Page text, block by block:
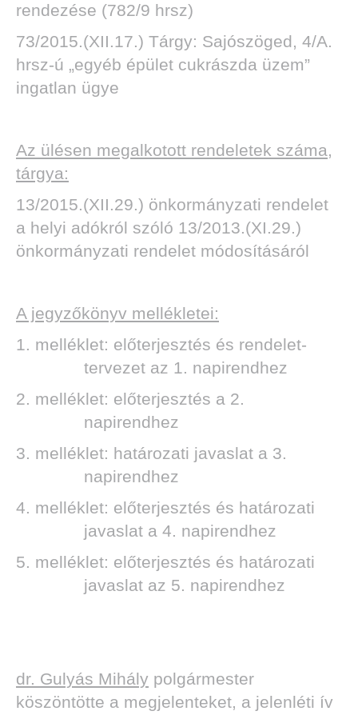
rendezése (782/9 hrsz)
73/2015.(XII.17.) Tárgy: Sajószöged, 4/A.
hrsz-ú „egyéb épület cukrászda üzem”
ingatlan ügye
Az ülésen megalkotott rendeletek száma,
tárgya:
13/2015.(XII.29.) önkormányzati rendelet
a helyi adókról szóló 13/2013.(XI.29.)
önkormányzati rendelet módosításáról
A jegyzőkönyv mellékletei:
1. melléklet: előterjesztés és rendelet-
tervezet az 1. napirendhez
2. melléklet: előterjesztés a 2.
napirendhez
3. melléklet: határozati javaslat a 3.
napirendhez
4. melléklet: előterjesztés és határozati
javaslat a 4. napirendhez
5. melléklet: előterjesztés és határozati
javaslat az 5. napirendhez
dr. Gulyás Mihály polgármester
köszöntötte a megjelenteket, a jelenléti ív